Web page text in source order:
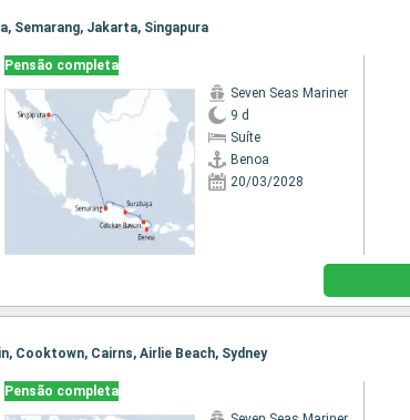
Semarang, Jakarta, Singapura
Pensão completa
Seven Seas Mariner
9 d
Suíte
Benoa
20/03/2028
Cooktown, Cairns, Airlie Beach, Sydney
Pensão completa